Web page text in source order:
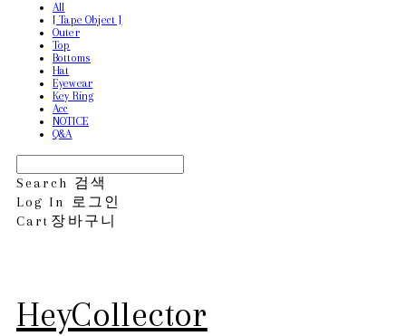
All
[ Tape Object ]
Outer
Top
Bottoms
Hat
Eyewear
Key Ring
Acc
NOTICE
Q&A
Search 검색
Log In
로그인
Cart 장바구니
HeyCollector